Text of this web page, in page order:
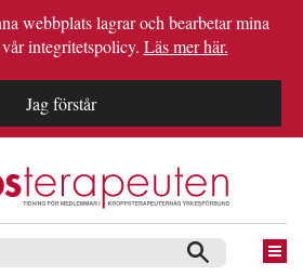
webbplats lagrar och bearbetar mina
integritetspolicy. Läs mer här.
Jag förstår